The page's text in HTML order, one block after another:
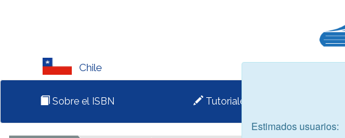
Chile
Sobre el ISBN Tutoriales
Estimados usuarios: